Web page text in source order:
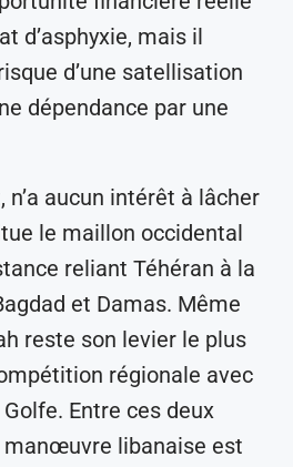
d’asphyxie, mais il
d’une satellisation
dépendance par une
n’a aucun intérêt à lâcher
le maillon occidental
reliant Téhéran à la
et Damas. Même
reste son levier le plus
régionale avec
Entre ces deux
manœuvre libanaise est